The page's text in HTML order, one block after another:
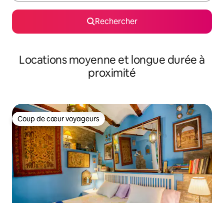
Rechercher
Locations moyenne et longue durée à
proximité
Coup de cœur voyageurs
Coup de cœur voyageurs